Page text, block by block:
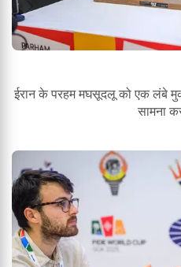
ईरान के परहम मघसूदलू को एक लंबे
सामना